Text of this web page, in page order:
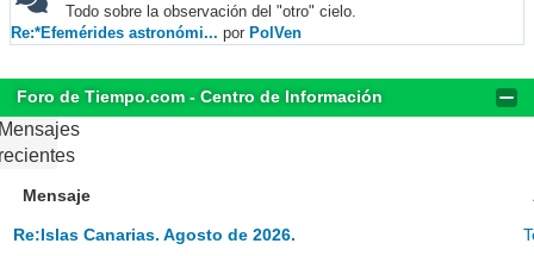
Todo sobre la observación del "otro" cielo.
Re:*Efemérides astronómi... por PolVen
Foro de Tiempo.com - Centro de Información
Mensaje
Re:Islas Canarias. Agosto de 2026.